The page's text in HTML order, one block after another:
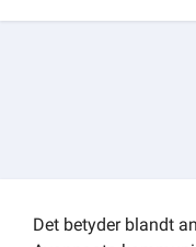
Det betyder blandt